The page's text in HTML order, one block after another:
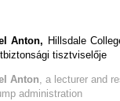
Anton,
Hillsdale
tisztviselője
Anton, a lecturer and
administration